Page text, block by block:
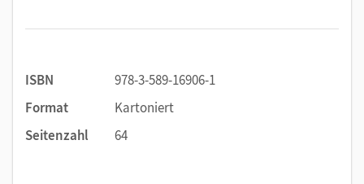
ISBN
978-3-589-16906-1
Format
Kartoniert
Seitenzahl
64